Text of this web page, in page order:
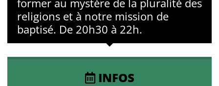
former au mystère de la pluralité des
religions et à notre mission de
baptisé. De 20h30 à 22h.
INFOS